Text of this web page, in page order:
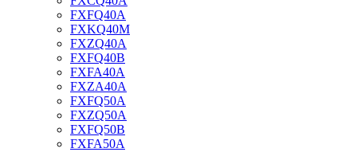
FXFQ40A
FXKQ40M
FXZQ40A
FXFQ40B
FXFA40A
FXZA40A
FXFQ50A
FXZQ50A
FXFQ50B
FXFA50A